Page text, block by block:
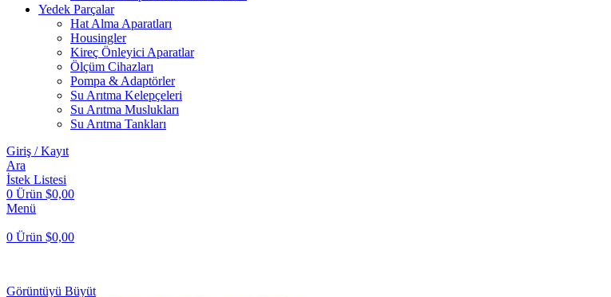
Yedek Parçalar
Hat Alma Aparatları
Housingler
Kireç Önleyici Aparatlar
Ölçüm Cihazları
Pompa & Adaptörler
Su Arıtma Kelepçeleri
Su Arıtma Muslukları
Su Arıtma Tankları
Giriş / Kayıt
Ara
İstek Listesi
0 Ürün $0,00
Menü
0 Ürün $0,00
Görüntüyü Büyüt